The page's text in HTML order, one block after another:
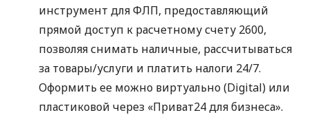
инструмент для ФЛП, предоставляющий
прямой доступ к расчетному счету 2600,
позволяя снимать наличные, рассчитываться
за товары/услуги и платить налоги 24/7.
Оформить ее можно виртуально (Digital) или
пластиковой через «Приват24 для бизнеса».